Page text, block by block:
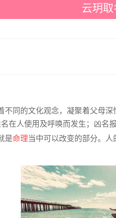
云玥取
同的文化观念，凝聚着父母
人使用及呼唤而发生；凶名
是命理当中可以改变的部分。人